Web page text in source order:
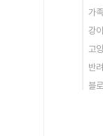
가
강
고
반
블